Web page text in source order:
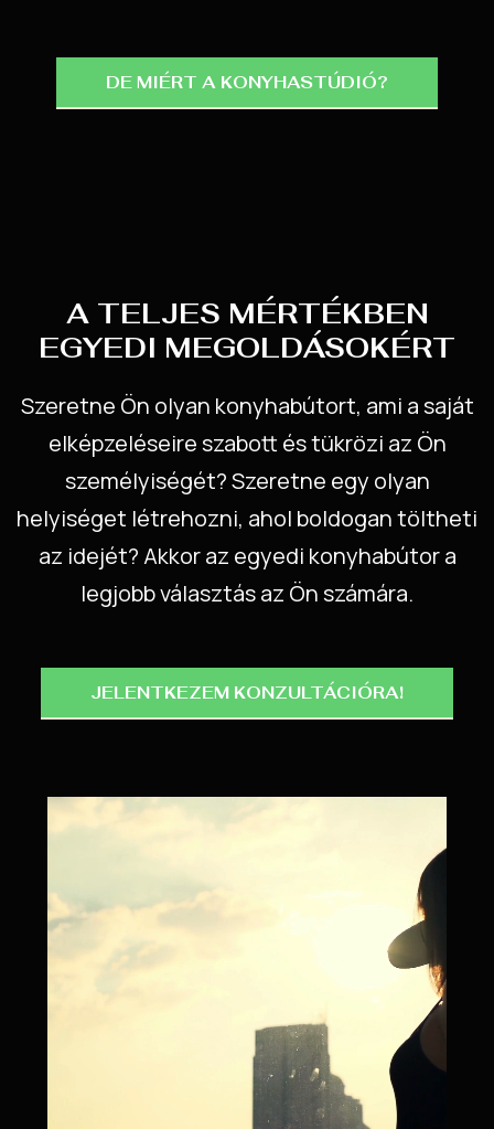
DE MIÉRT A KONYHASTÚDIÓ?
A TELJES MÉRTÉKBEN
EGYEDI MEGOLDÁSOKÉRT
Szeretne Ön olyan konyhabútort, ami a saját
elképzeléseire szabott és tükrözi az Ön
személyiségét? Szeretne egy olyan
helyiséget létrehozni, ahol boldogan töltheti
az idejét? Akkor az egyedi konyhabútor a
legjobb választás az Ön számára.
JELENTKEZEM KONZULTÁCIÓRA!